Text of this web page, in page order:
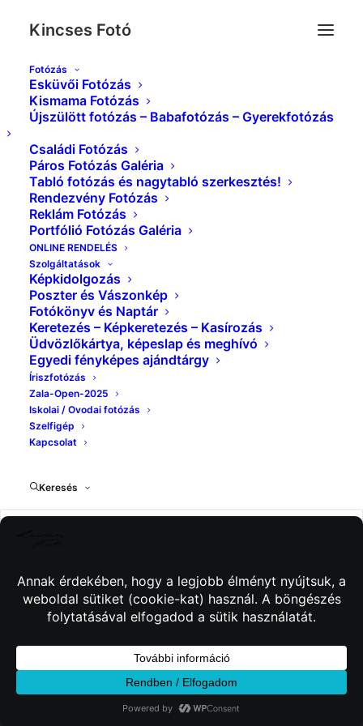
Kincses Fotó
Fotózás
Esküvői Fotózás
Kismama Fotózás
Újszülött fotózás – Babafotózás – Gyerekfotózás
Családi Fotózás
Páros Fotózás Galéria
Tabló fotózás és nagytabló szerkesztés!
Rendezvény Fotózás
Reklám Fotózás
Portfólió Fotózás Galéria
ONLINE RENDELÉS
Szolgáltatások
Képkidolgozás
Poszter és Vászonkép
Fotókönyv és Naptár
Keretezés – Képkeretezés – Kasírozás
Üdvözlőkártya, képeslap és meghívó
Egyedi fényképes ajándtárgy
Íriszfotózás
Zala-Open-2025
Iskolai / Ovodai fotózás
Szelfigép
Kapcsolat
Keresés
IMG_1450_
Kezdőlap Esküvői Képek Galéria IMG_1450_
© 2026 Kincses Fotó. Minden jog fenntartva